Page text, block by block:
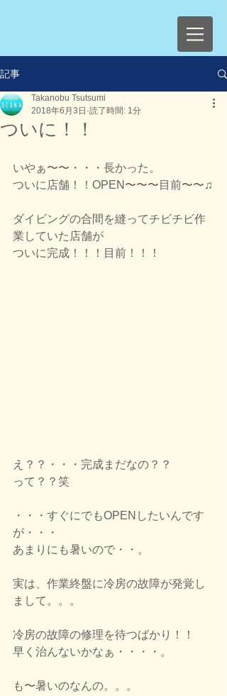
記事
ついに！！
Takanobu Tsutsumi
2018年6月3日 読了時間: 1分
いやぁ〜〜・・・長かった。
ついに店舗！！OPEN〜〜〜目前〜〜♫
ダイビングの合間を縫ってチビチビ作
業していた店舗が
ついに完成！！！目前！！！
え？？・・・完成まだなの？？
って？？笑
・・・すぐにでもOPENしたいんです
が・・・
あまりにも暑いので・・。
実は、作業終盤に冷房の故障が発覚し
まして。。。
冷房の故障の修理を待つばかり！！
早く治んないかなぁ・・・・。
も〜暑いのなんの。。。